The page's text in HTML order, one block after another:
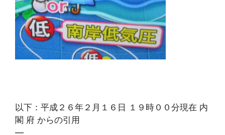
以下：平成２６年２月１６日 １９時００分現在 内
閣 府 からの引用
—